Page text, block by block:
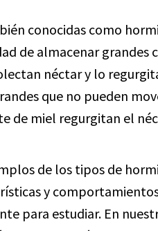
conocidas como
de almacenar grandes
néctar y lo
que no pueden
de miel regurgitan el
de los tipos de
y
para estudiar. En